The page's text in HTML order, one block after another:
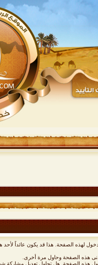
لهذه الصفحة. هذا قد يكون عائداً لأحد
هذه الصفحة وحاول مرة أخرى.
هذه الصفحة. هل تحاول تعديل مشاركة